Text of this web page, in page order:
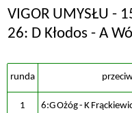
VIGOR UMYSŁU -
26: D Kłodos - A
runda
1 6:G Ożóg - K